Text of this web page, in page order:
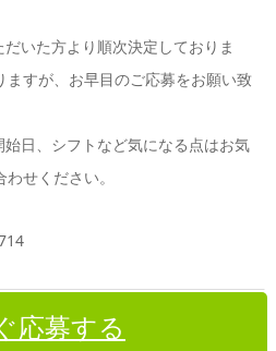
いた方より順次決定しておりま
ますが、お早目のご応募をお願い致
日、シフトなど気になる点はお気
せください。
応募する